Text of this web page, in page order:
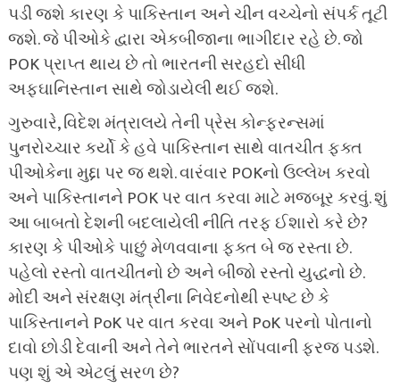
પડી જશે કારણ કે પાકિસ્તાન અને ચીન વચ્ચેનો સંપર્ક તૂટી
જશે. જે પીઓકે દ્વારા એકબીજાના ભાગીદાર રહે છે. જો
POK પ્રાપ્ત થાય છે તો ભારતની સરહદો સીધી
અફઘાનિસ્તાન સાથે જોડાયેલી થઈ જશે.
ગુરુવારે, વિદેશ મંત્રાલયે તેની પ્રેસ કોન્ફરન્સમાં
પુનરોચ્ચાર કર્યો કે હવે પાકિસ્તાન સાથે વાતચીત ફક્ત
પીઓકેના મુદ્દા પર જ થશે. વારંવાર POKનો ઉલ્લેખ કરવો
અને પાકિસ્તાનને POK પર વાત કરવા માટે મજબૂર કરવું. શું
આ બાબતો દેશની બદલાયેલી નીતિ તરફ ઈશારો કરે છે?
કારણ કે પીઓકે પાછું મેળવવાના ફક્ત બે જ રસ્તા છે.
પહેલો રસ્તો વાતચીતનો છે અને બીજો રસ્તો યુદ્ધનો છે.
મોદી અને સંરક્ષણ મંત્રીના નિવેદનોથી સ્પષ્ટ છે કે
પાકિસ્તાનને PoK પર વાત કરવા અને PoK પરનો પોતાનો
દાવો છોડી દેવાની અને તેને ભારતને સોંપવાની ફરજ પડશે.
પણ શું એ એટલું સરળ છે?